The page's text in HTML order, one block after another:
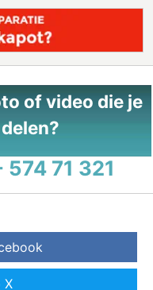
of video die je
574 71 321
X